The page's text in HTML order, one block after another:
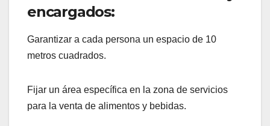
encargados:
Garantizar a cada persona un espacio de 10
metros cuadrados.
Fijar un área específica en la zona de servicios
para la venta de alimentos y bebidas.